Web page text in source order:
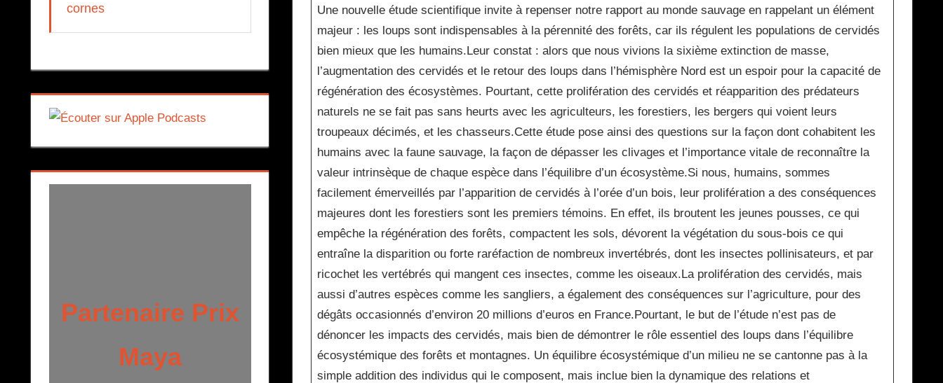
Une nouvelle étude scientifique invite à repenser notre rapport au monde sauvage en rappelant un élément
majeur : les loups sont indispensables à la pérennité des forêts, car ils régulent les populations de cervidés
bien mieux que les humains.Leur constat : alors que nous vivions la sixième extinction de masse,
l’augmentation des cervidés et le retour des loups dans l’hémisphère Nord est un espoir pour la capacité de
régénération des écosystèmes. Pourtant, cette prolifération des cervidés et réapparition des prédateurs
naturels ne se fait pas sans heurts avec les agriculteurs, les forestiers, les bergers qui voient leurs
troupeaux décimés, et les chasseurs.Cette étude pose ainsi des questions sur la façon dont cohabitent les
humains avec la faune sauvage, la façon de dépasser les clivages et l’importance vitale de reconnaître la
valeur intrinsèque de chaque espèce dans l’équilibre d’un écosystème.Si nous, humains, sommes
facilement émerveillés par l’apparition de cervidés à l’orée d’un bois, leur prolifération a des conséquences
majeures dont les forestiers sont les premiers témoins. En effet, ils broutent les jeunes pousses, ce qui
empêche la régénération des forêts, compactent les sols, dévorent la végétation du sous-bois ce qui
entraîne la disparition ou forte raréfaction de nombreux invertébrés, dont les insectes pollinisateurs, et par
ricochet les vertébrés qui mangent ces insectes, comme les oiseaux.La prolifération des cervidés, mais
aussi d’autres espèces comme les sangliers, a également des conséquences sur l’agriculture, pour des
dégâts occasionnés d’environ 20 millions d’euros en France.Pourtant, le but de l’étude n’est pas de
dénoncer les impacts des cervidés, mais bien de démontrer le rôle essentiel des loups dans l’équilibre
écosystémique des forêts et montagnes. Un équilibre écosystémique d’un milieu ne se cantonne pas à la
simple addition des individus qui le composent, mais inclue bien la dynamique des relations et
cornes
Partenaire Prix
Maya